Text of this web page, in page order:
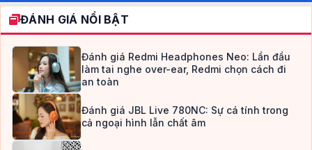
ĐÁNH GIÁ NỔI BẬT
Đánh giá Redmi Headphones Neo: Lần đầu
làm tai nghe over-ear, Redmi chọn cách đi
an toàn
Đánh giá JBL Live 780NC: Sự cá tính trong
cả ngoại hình lẫn chất âm